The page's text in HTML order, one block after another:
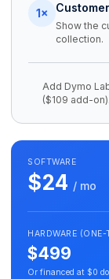
1×
Show the
collection.
Add Dymo
($109 add-on).
SOFTWARE
$24 / mo
HARDWARE (ONE-
$499
Or financed at $0